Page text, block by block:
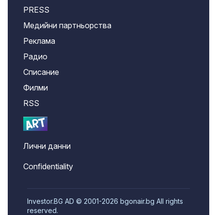
PRESS
Медийни партньорства
Реклама
Радио
Списание
Филми
RSS
Лични данни
Confidentiality
Investor.BG AD © 2001-2026 bgonair.bg All rights
reserved.